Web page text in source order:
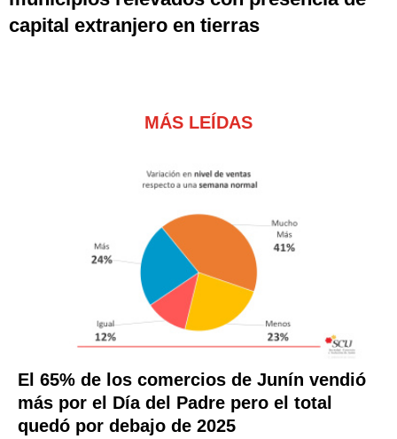
capital extranjero en tierras
MÁS LEÍDAS
El 65% de los comercios de Junín vendió
más por el Día del Padre pero el total
quedó por debajo de 2025